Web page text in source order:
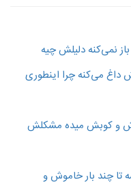
دلیلش چیه
می‌کنه چرا اینطوری
کوبش میده مشکلش
چند بار خاموش و